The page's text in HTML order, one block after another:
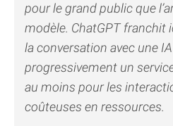
pour le grand public que
modèle. ChatGPT franchit
la conversation avec une
progressivement un
au moins pour les
coûteuses en ressources.